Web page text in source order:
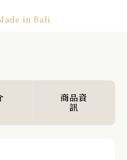
in Bali
商品資
訊